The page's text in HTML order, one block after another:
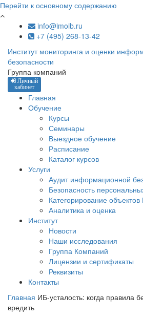
Перейти к основному содержанию
info@imoib.ru
+7 (495) 268-13-42
Институт мониторинга и оценки
безопасности
Группа компаний
Личный
кабинет
Главная
Обучение
Курсы
Семинары
Выездное обучение
Расписание
Каталог курсов
Услуги
Аудит информационной
Безопасность
Категорирование
Аналитика и оценка
Институт
Новости
Наши исследования
Группа Компаний
Лицензии и сертификаты
Реквизиты
Контакты
Главная ИБ-усталость: когда правила
вредить